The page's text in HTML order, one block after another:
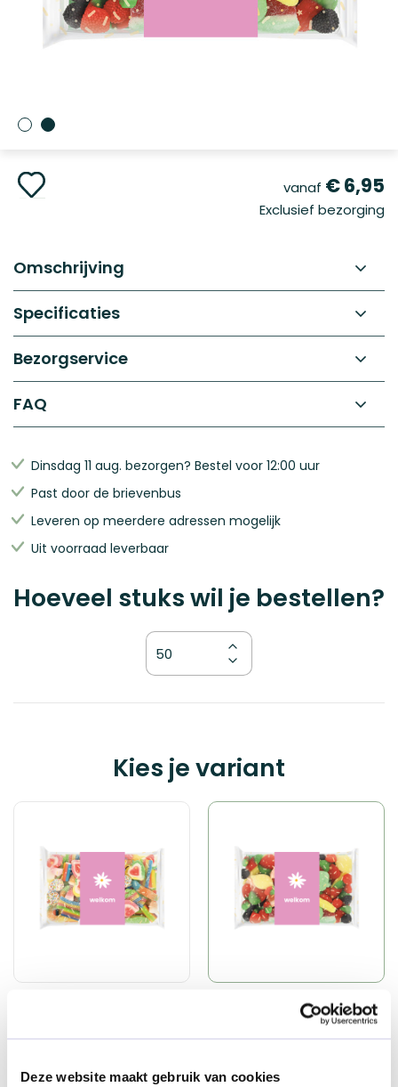
Deze website maakt gebruik van cookies
naar
de
afbeeldingen-
vanaf € 6,95
Exclusief bezorging
Omschrijving
Specificaties
Bezorgservice
FAQ
Dinsdag 11 aug. bezorgen? Bestel voor 12:00 uur
Past door de brievenbus
Leveren op meerdere adressen mogelijk
Uit voorraad leverbaar
Hoeveel stuks wil je bestellen?
Kies je variant
€ 6,95
Tutti frutti
€ 6,95